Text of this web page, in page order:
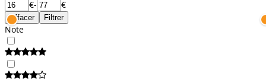
€- €
Effacer Filtrer
Note